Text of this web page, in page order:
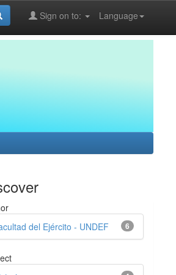
Language
Sign on to:
6
del Ejército - UNDEF